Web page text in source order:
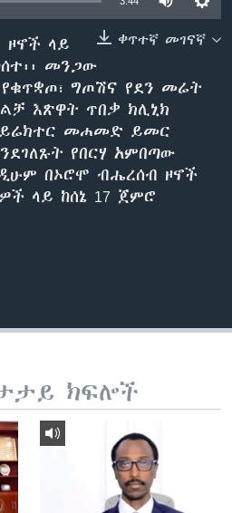
ቀጥተኛ መገናኛ
ዞኖች ላይ
መንጋው
የቁጥቋጦ፣ ግጦሽና የደን መሬት
እጽዋት ጥበቃ ክሊኒክ
መሐመድ ይመር
የበርሃ አምበጣው
በኦሮሞ ብሔረሰብ ዞኖች
ላይ ከሰኔ 17 ጀምሮ
ክፍሎች